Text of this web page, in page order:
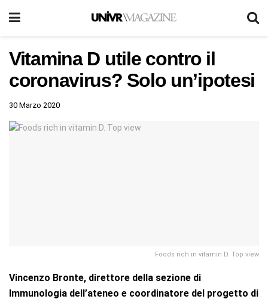
Vitamina D utile contro il
coronavirus? Solo un’ipotesi
30 Marzo 2020
Foods rich in vitamin D. Top view
Vincenzo Bronte, direttore della sezione di
Immunologia dell’ateneo e coordinatore del progetto di